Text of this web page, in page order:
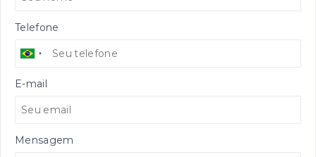
Telefone
E-mail
Mensagem